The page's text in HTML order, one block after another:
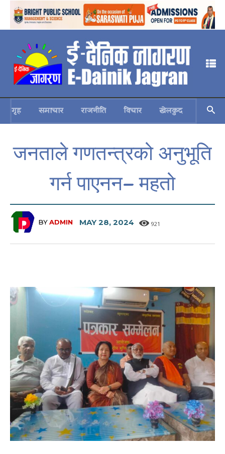
गृह समाचार राजनीति विचार खेलकुद स्वास्थ्य
जनताले गणतन्त्रको अनुभूति
गर्न पाएनन– महतो
BYADMIN MAY 28, 2024 921